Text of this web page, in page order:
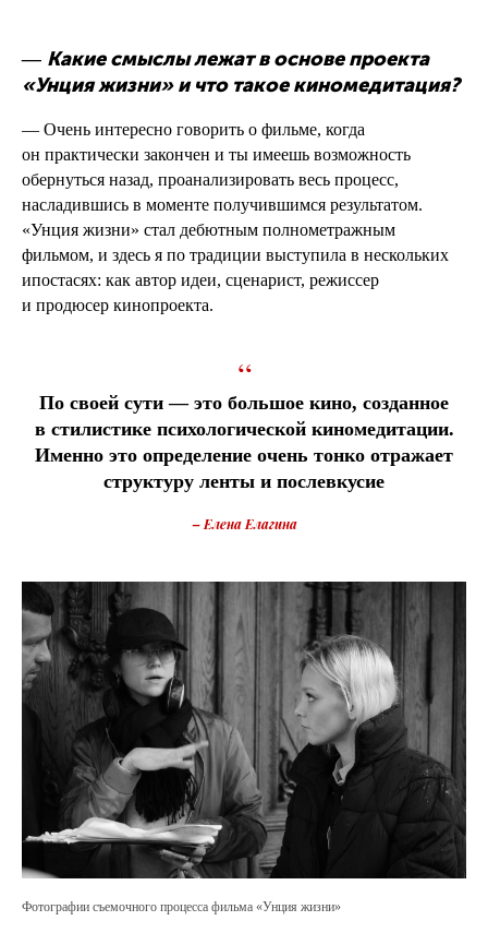
— Какие смыслы лежат в основе проекта
«Унция жизни» и что такое киномедитация?
— Очень интересно говорить о фильме, когда
он практически закончен и ты имеешь возможность
обернуться назад, проанализировать весь процесс,
насладившись в моменте получившимся результатом.
«Унция жизни» стал дебютным полнометражным
фильмом, и здесь я по традиции выступила в нескольких
ипостасях: как автор идеи, сценарист, режиссер
и продюсер кинопроекта.
“
По своей сути — это большое кино, созданное
в стилистике психологической киномедитации.
Именно это определение очень тонко отражает
структуру ленты и послевкусие
– Елена Елагина
Фотографии съемочного процесса фильма «Унция жизни»